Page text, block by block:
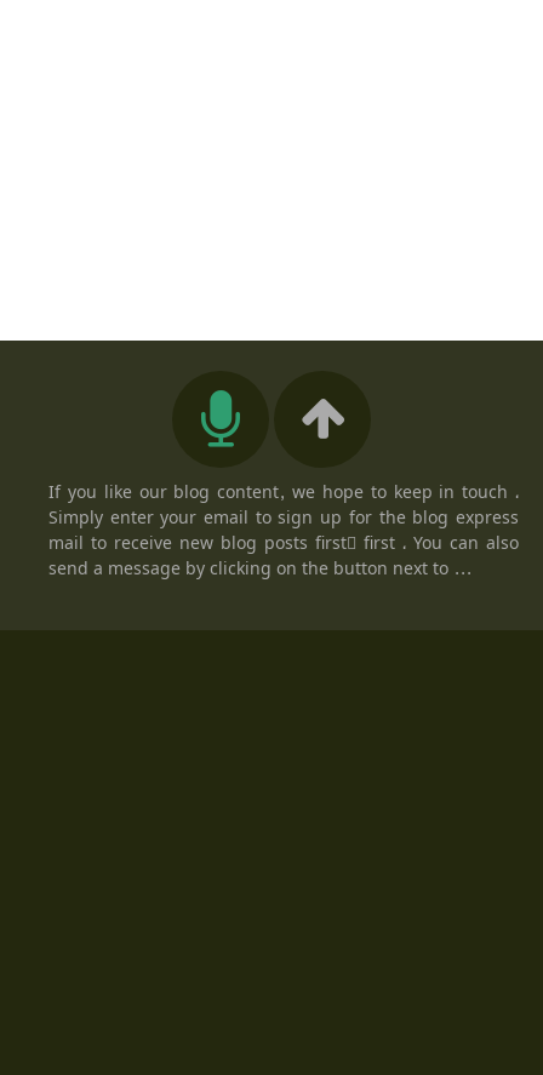
If you like our blog content, we hope to keep in touch ،
Simply enter your email to sign up for the blog express
mail to receive new blog posts firstً first ، You can also
send a message by clicking on the button next to ...